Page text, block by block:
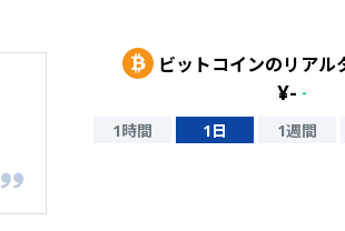
ビットコインのリアル
¥- -
1時間 1日 1週間